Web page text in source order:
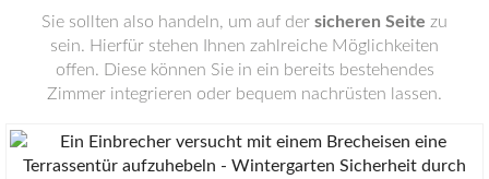
Sie sollten also handeln, um auf der sicheren Seite zu
sein. Hierfür stehen Ihnen zahlreiche Möglichkeiten
offen. Diese können Sie in ein bereits bestehendes
Zimmer integrieren oder bequem nachrüsten lassen.